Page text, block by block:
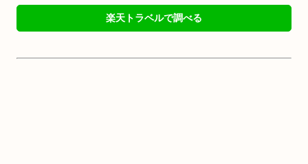
楽天トラベルで調べる